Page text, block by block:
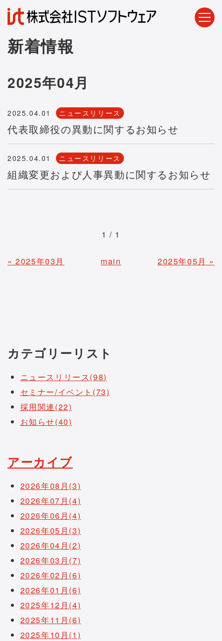
新着情報
2025年04月
2025.04.01 ニュースリリース
代表取締役の異動に関するお知らせ
2025.04.01 ニュースリリース
組織変更および人事異動に関するお知らせ
1 / 1
«2025年03月 main 2025年05月 »
カテゴリーリスト
ニュースリリース(98)
セミナー/イベント(73)
採用関連(22)
お知らせ(40)
アーカイブ
2026年08月(3)
2026年07月(4)
2026年06月(4)
2026年05月(3)
2026年04月(2)
2026年03月(7)
2026年02月(6)
2026年01月(6)
2025年12月(4)
2025年11月(6)
2025年10月(1)